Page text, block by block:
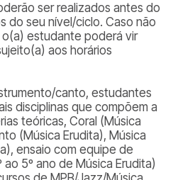
ser realizados antes do
do seu nível/ciclo. Caso não
estudante poderá vir
aos horários
canto, estudantes
disciplinas que compõem a
teóricas, Coral (Música
(Música Erudita), Música
ensaio com equipe de
5º ano de Música Erudita)